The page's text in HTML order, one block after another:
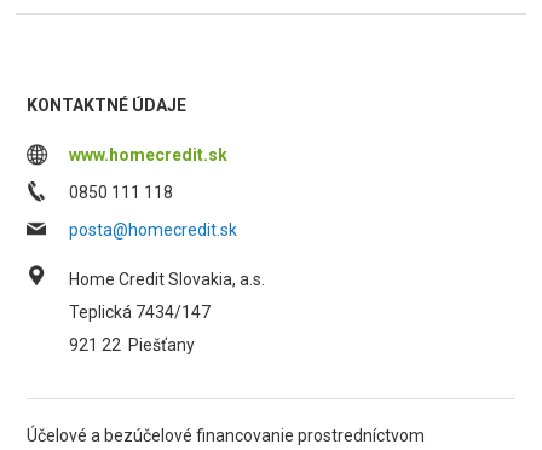
KONTAKTNÉ ÚDAJE
www.homecredit.sk
0850 111 118
posta@homecredit.sk
Home Credit Slovakia, a.s.
Teplická 7434/147
921 22 Piešťany
Účelové a bezúčelové financovanie prostredníctvom